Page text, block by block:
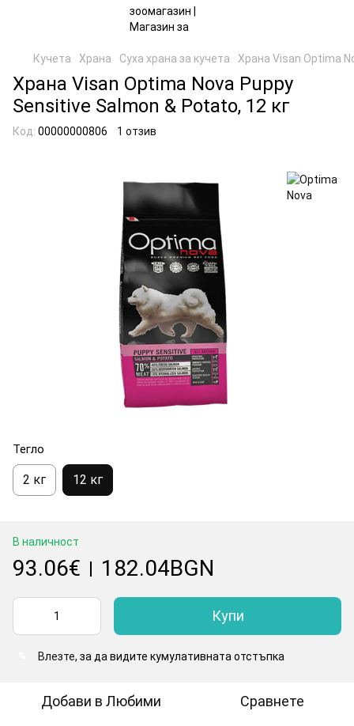
Кучета Храна Суха храна за кучета Храна Visan Optima
Храна Visan Optima Nova Puppy
Sensitive Salmon & Potato, 12 кг
Код: 00000000806 1 отзив
Тегло
2 кг 12 кг
В наличност
93.06€ | 182.04BGN
Купи
Влезте, за да видите кумулативната отстъпка
Добави в Любими Сравнете